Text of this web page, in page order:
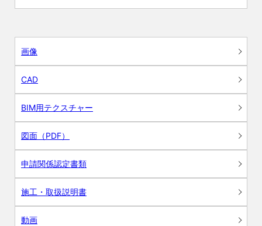
画像
CAD
BIM用テクスチャー
図面（PDF）
申請関係認定書類
施工・取扱説明書
動画